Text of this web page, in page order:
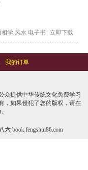
相学,风水 电子书 立即下载
- 我的订单
众提供中华传统文化免费学习
，如果侵犯了您的版权，请在
六 book.fengshui86.com